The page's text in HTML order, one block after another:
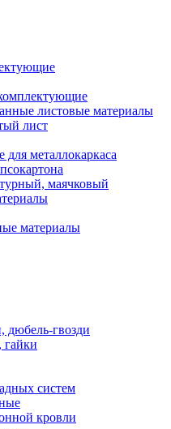
листовые материалы
лист
металлокаркаса
маячковый
материалы
дюбель-гвозди
систем
кровли